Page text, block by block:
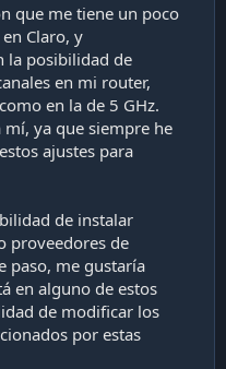
que me tiene un poco
Claro, y
la posibilidad de
en mi router,
en la de 5 GHz.
mí, ya que siempre he
ajustes para
de instalar
proveedores de
paso, me gustaría
en alguno de estos
de modificar los
por estas